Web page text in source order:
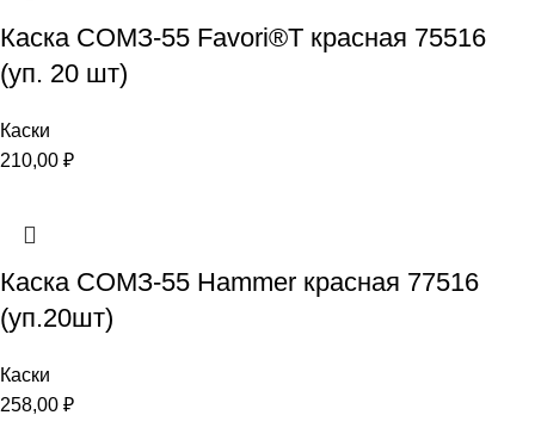
Каска СОМЗ-55 Favori®T красная 75516
(уп. 20 шт)
Каски
210,00 ₽
Каска СОМЗ-55 Hammer красная 77516
(уп.20шт)
Каски
258,00 ₽